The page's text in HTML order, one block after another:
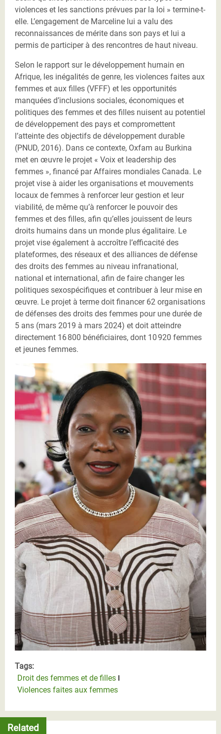
violences et les sanctions prévues par la loi » termine-t-
elle. L’engagement de Marceline lui a valu des
reconnaissances de mérite dans son pays et lui a
permis de participer à des rencontres de haut niveau.
Selon le rapport sur le développement humain en
Afrique, les inégalités de genre, les violences faites aux
femmes et aux filles (VFFF) et les opportunités
manquées d’inclusions sociales, économiques et
politiques des femmes et des filles nuisent au potentiel
de développement des pays et compromettent
l’atteinte des objectifs de développement durable
(PNUD, 2016). Dans ce contexte, Oxfam au Burkina
met en œuvre le projet « Voix et leadership des
femmes », financé par Affaires mondiales Canada. Le
projet vise à aider les organisations et mouvements
locaux de femmes à renforcer leur gestion et leur
viabilité, de même qu’à renforcer le pouvoir des
femmes et des filles, afin qu’elles jouissent de leurs
droits humains dans un monde plus égalitaire. Le
projet vise également à accroître l’efficacité des
plateformes, des réseaux et des alliances de défense
des droits des femmes au niveau infranational,
national et international, afin de faire changer les
politiques sexospécifiques et contribuer à leur mise en
œuvre. Le projet à terme doit financer 62 organisations
de défenses des droits des femmes pour une durée de
5 ans (mars 2019 à mars 2024) et doit atteindre
directement 16 800 bénéficiaires, dont 10 920 femmes
et jeunes femmes.
IMG-20220625-WA0073 (1).jpg
Tags:
Droit des femmes et de filles
Violences faites aux femmes
Related